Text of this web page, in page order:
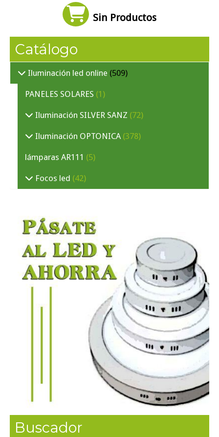
Sin Productos
Catálogo
Iluminación led online (509)
PANELES SOLARES (1)
Iluminación SILVER SANZ (72)
Iluminación OPTONICA (378)
lámparas AR111 (5)
Focos led (42)
Buscador